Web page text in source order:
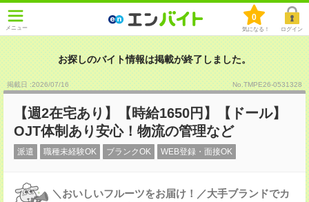
メニュー
0
気になる！ ログイン
お探しのバイト情報は掲載が終了しました。
掲載日 :2026/07/16 No.TMPE26-0531328
【週2在宅あり】【時給1650円】【ドール】
OJT体制あり安心！物流の管理など
派遣 職種未経験OK ブランクOK WEB登録・面接OK
＼おいしいフルーツをお届け！／大手ブランドでカ